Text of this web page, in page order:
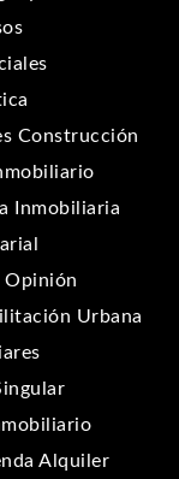
Construcción
Inmobiliaria
Opinión
Urbana
Alquiler